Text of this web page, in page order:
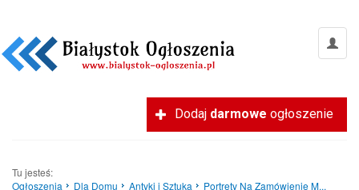
Dodaj darmowe ogłoszenie
Tu jesteś:
Ogłoszenia
Dla Domu Antyki i Sztuka Portrety Na Zamówienie M...